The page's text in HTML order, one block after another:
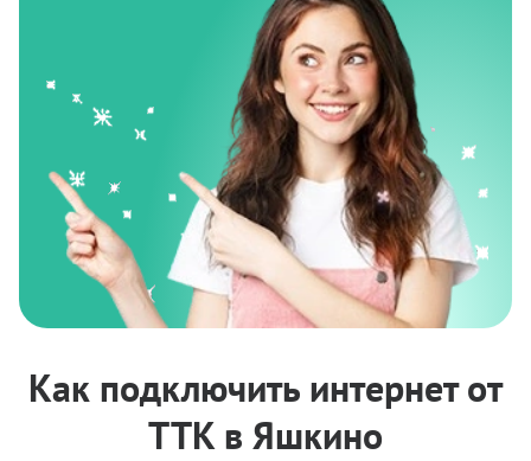
Как подключить интернет от
ТТК в Яшкино